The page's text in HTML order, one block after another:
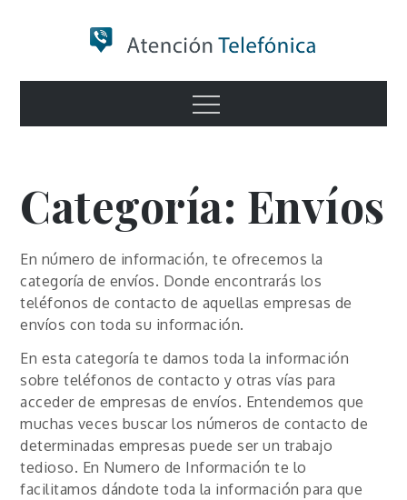
Numero de
Información
Menu
Categoría: Envíos
En número de información, te ofrecemos la
categoría de envíos. Donde encontrarás los
teléfonos de contacto de aquellas empresas de
envíos con toda su información.
En esta categoría te damos toda la información
sobre teléfonos de contacto y otras vías para
acceder de empresas de envíos. Entendemos que
muchas veces buscar los números de contacto de
determinadas empresas puede ser un trabajo
tedioso. En Numero de Información te lo
facilitamos dándote toda la información para que